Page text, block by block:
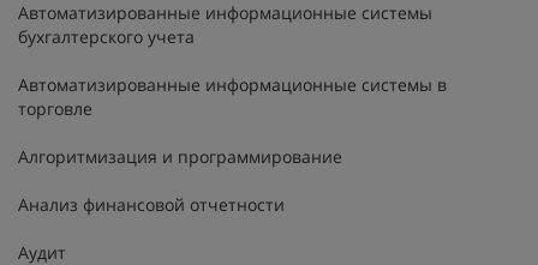
Автоматизированные информационные системы
бухгалтерского учета
Автоматизированные информационные системы в
торговле
Алгоритмизация и программирование
Анализ финансовой отчетности
Аудит